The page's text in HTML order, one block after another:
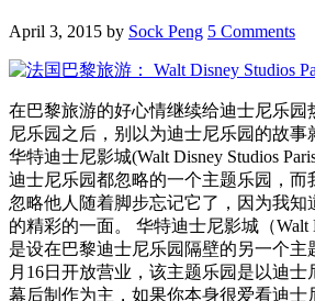
April 3, 2015 by Sock Peng 5 Comments
在巴黎旅游的好心情继续给迪士尼乐园
尼乐园之后，别以为迪士尼乐园的故事
华特迪士尼影城(Walt Disney Studios
迪士尼乐园都忽略的一个主题乐园，而
忽略他人随着脚步忘记它了，因为我知
的精彩的一面。 华特迪士尼影城（Walt
是设在巴黎迪士尼乐园隔壁的另一个主
月16日开放营业，该主题乐园是以迪
幕后制作为主，如果你本身很爱看迪士